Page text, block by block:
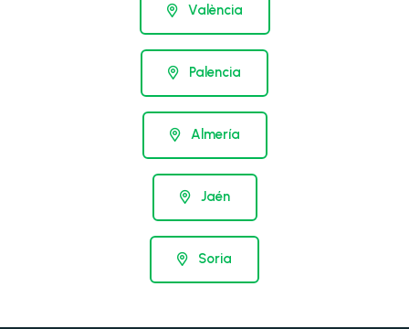
València
Palencia
Almería
Jaén
Soria